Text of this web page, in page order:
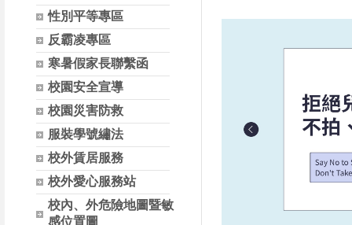
性別平等專區
反霸凌專區
寒暑假家長聯繫函
校園安全宣導
校園災害防救
服裝學號繡法
校外賃居服務
校外愛心服務站
校內、外危險地圖暨敏
感位置圖